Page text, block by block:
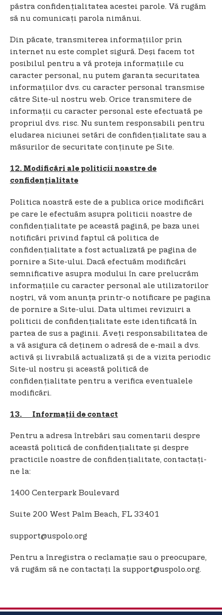
păstra confidențialitatea acestei parole. Vă rugăm
să nu comunicați parola nimănui.
Din păcate, transmiterea informațiilor prin
internet nu este complet sigură. Deși facem tot
posibilul pentru a vă proteja informațiile cu
caracter personal, nu putem garanta securitatea
informațiilor dvs. cu caracter personal transmise
către Site-ul nostru web. Orice transmitere de
informații cu caracter personal este efectuată pe
propriul dvs. risc. Nu suntem responsabili pentru
eludarea niciunei setări de confidențialitate sau a
măsurilor de securitate conținute pe Site.
12. Modificări ale politicii noastre de
confidențialitate
Politica noastră este de a publica orice modificări
pe care le efectuăm asupra politicii noastre de
confidențialitate pe această pagină, pe baza unei
notificări privind faptul că politica de
confidențialitate a fost actualizată pe pagina de
pornire a Site-ului. Dacă efectuăm modificări
semnificative asupra modului în care prelucrăm
informațiile cu caracter personal ale utilizatorilor
noștri, vă vom anunța printr-o notificare pe pagina
de pornire a Site-ului. Data ultimei revizuiri a
politicii de confidențialitate este identificată în
partea de sus a paginii. Aveți responsabilitatea de
a vă asigura că deținem o adresă de e-mail a dvs.
activă și livrabilă actualizată și de a vizita periodic
Site-ul nostru și această politică de
confidențialitate pentru a verifica eventualele
modificări.
13. Informații de contact
Pentru a adresa întrebări sau comentarii despre
această politică de confidențialitate și despre
practicile noastre de confidențialitate, contactați-
ne la:
1400 Centerpark Boulevard
Suite 200 West Palm Beach, FL 33401
support@uspolo.org
Pentru a înregistra o reclamație sau o preocupare,
vă rugăm să ne contactați la support@uspolo.org.